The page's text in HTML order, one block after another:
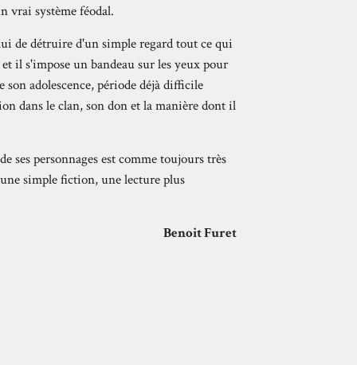
vrai système féodal.
de détruire d'un simple regard tout ce qui
il s'impose un bandeau sur les yeux pour
adolescence, période déjà difficile
dans le clan, son don et la manière dont il
ses personnages est comme toujours très
simple fiction, une lecture plus
Benoit Furet